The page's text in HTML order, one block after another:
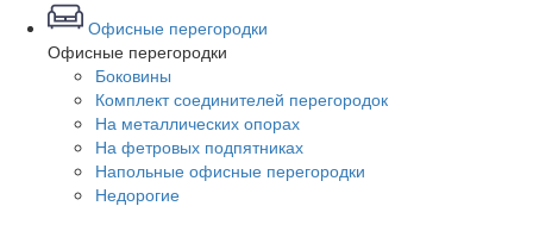
Офисные перегородки
Офисные перегородки
Боковины
Комплект соединителей перегородок
На металлических опорах
На фетровых подпятниках
Напольные офисные перегородки
Недорогие